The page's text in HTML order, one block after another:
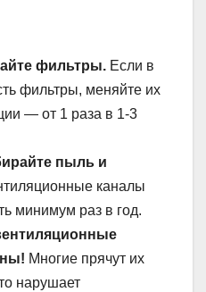
фильтры. Если в
фильтры, меняйте их
— от 1 раза в 1-3
пыль и
каналы
минимум раз в год.
Многие прячут их
нарушает